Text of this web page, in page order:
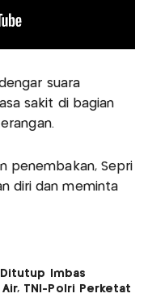
suara
sakit di bagian
penembakan, Sepri
diri dan meminta
Ditutup Imbas
TNI-Polri Perketat